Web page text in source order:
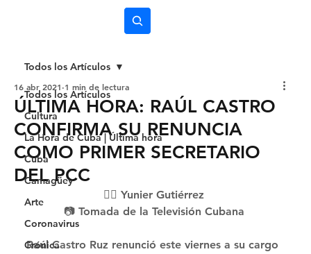
Todos los Artículos
Cultura
La Hora de Cuba | Última hora
Cuba
Camagüey
Arte
Coronavirus
Crónica
Todos los Artículos
ÚLTIMA HORA: RAÚL CASTRO
CONFIRMA SU RENUNCIA
COMO PRIMER SECRETARIO
DEL PCC
16 abr 2021 1 min de lectura
✍🏻 Yunier Gutiérrez
📷 Tomada de la Televisión Cubana
Raúl Castro Ruz renunció este viernes a su cargo